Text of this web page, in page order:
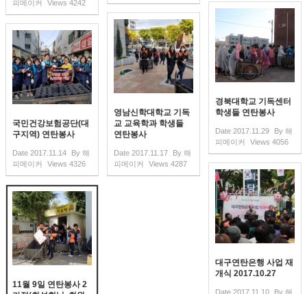
피메이커
Views 4242
경북대학교 기독센터
학생들 연탄봉사
Date 2017.11.29 By 해
피메이커
Views 4056
영남신학대학교 기독
교 교육학과 학생들
연탄봉사
Date 2017.11.17 By 해
피메이커
Views 4287
국민건강보험공단(대
구지역) 연탄봉사
Date 2017.11.14 By 해
피메이커
Views 4326
대구연탄은행 사업 재
개식 2017.10.27
Date 2017.11.10 By 해
11월 9일 연탄봉사 2